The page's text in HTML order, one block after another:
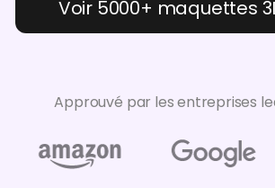
Voir 5000+ maquettes
Approuvé par les entreprises